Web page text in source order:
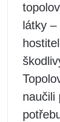
látky
naučili